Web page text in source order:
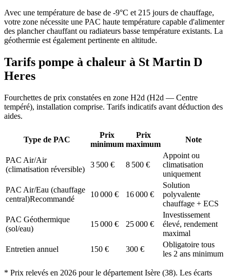
Avec une température de base de -9°C et 215 jours de chauffage,
votre zone nécessite une PAC haute température capable d'alimenter
des plancher chauffant ou radiateurs basse température existants. La
géothermie est également pertinente en altitude.
Tarifs pompe à chaleur à St Martin D
Heres
Fourchettes de prix constatées en zone H2d (H2d — Centre
tempéré), installation comprise. Tarifs indicatifs avant déduction des
aides.
Type de PAC
Prix
minimum
Prix
maximum
Note
PAC Air/Air
(climatisation réversible)
3 500 € 8 500 €
Appoint ou
climatisation
uniquement
PAC Air/Eau (chauffage
central)Recommandé
10 000 € 16 000 €
Solution
polyvalente
chauffage + ECS
PAC Géothermique
(sol/eau)
15 000 € 25 000 €
Investissement
élevé, rendement
maximal
Entretien annuel
150 € 300 €
Obligatoire tous
les 2 ans minimum
* Prix relevés en 2026 pour le département Isère (38). Les écarts